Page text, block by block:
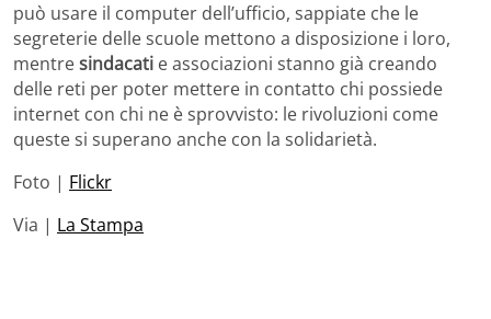
può usare il computer dell’ufficio, sappiate che le
segreterie delle scuole mettono a disposizione i loro,
mentresindacati e associazioni stanno già creando
delle reti per poter mettere in contatto chi possiede
internet con chi ne è sprovvisto: le rivoluzioni come
queste si superano anche con la solidarietà.
Foto | Flickr
Via | La Stampa